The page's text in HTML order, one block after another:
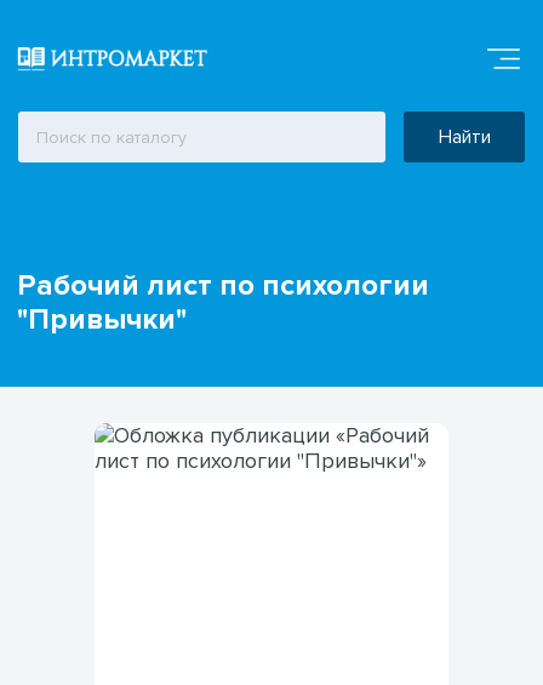
Найти
Рабочий лист по психологии
"Привычки"